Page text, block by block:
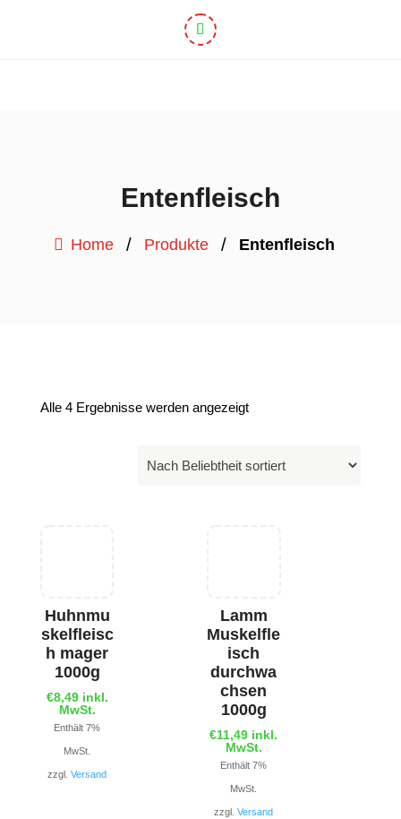
Entenfleisch
Home / Produkte / Entenfleisch
Alle 4 Ergebnisse werden angezeigt
Huhnmu
skelfleisc
h mager
1000g
€8,49 inkl.
MwSt.
Enthält 7%
MwSt.
zzgl.Versand
Lamm
Muskelfle
isch
durchwa
chsen
1000g
€11,49 inkl.
MwSt.
Enthält 7%
MwSt.
zzgl.Versand